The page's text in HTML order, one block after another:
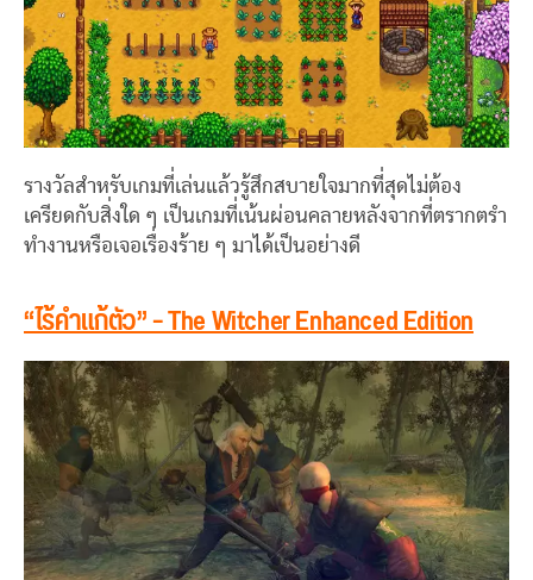
รางวัลสำหรับเกมที่เล่นแล้วรู้สึกสบายใจมากที่สุดไม่ต้อง
เครียดกับสิ่งใด ๆ เป็นเกมที่เน้นผ่อนคลายหลังจากที่ตรากตรำ
ทำงานหรือเจอเรื่องร้าย ๆ มาได้เป็นอย่างดี
“ไร้คำแก้ตัว” – The Witcher Enhanced Edition